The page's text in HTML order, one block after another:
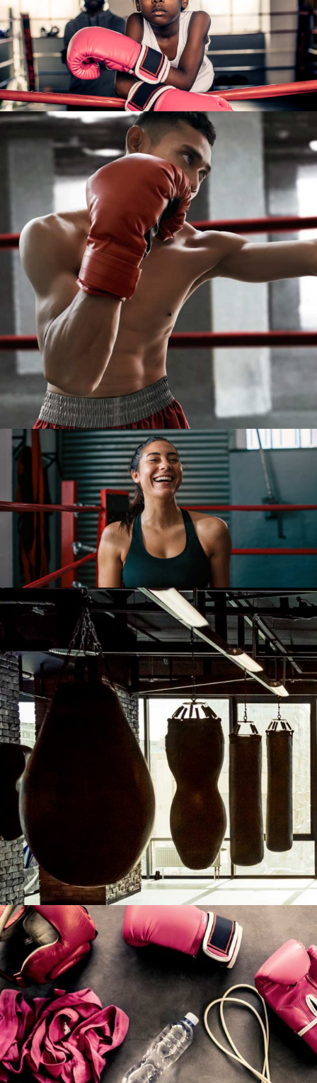
TRAINING
RUNNING
TRAINING
PLAN
TRAINING
NEW YEARS
TRAINING
START
STRONG
TRAINING
GYM SPACE
TRAINING
LOSE WEIGHT